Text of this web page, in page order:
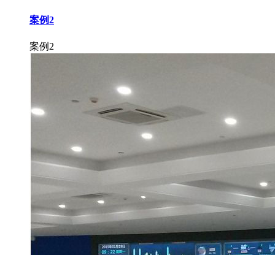
案例2
案例2